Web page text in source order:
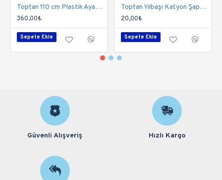
Toptan 110 cm Plastik Ayaklı Yılbaşı Çam Ağacı Seti
360,00₺
Sepete Ekle
Toptan Yılbaşı Katyon Şapka Seti 200 Adet
20,00₺
Sepete Ekle
Güvenli Alışveriş Hızlı Kargo